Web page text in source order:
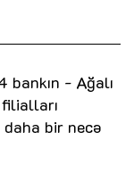
bankın - Ağalı
bir necə